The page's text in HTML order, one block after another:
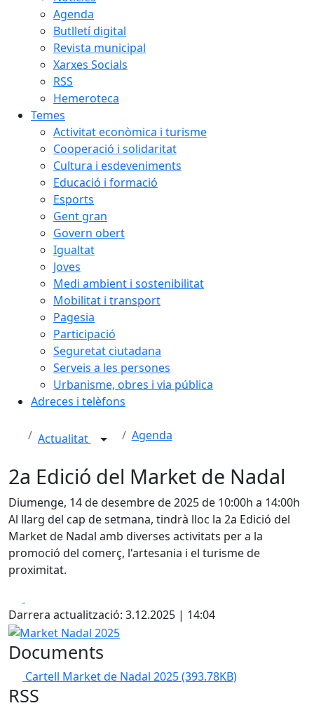
Agenda
Butlletí digital
Revista municipal
Xarxes Socials
RSS
Hemeroteca
Temes
Activitat econòmica i turisme
Cooperació i solidaritat
Cultura i esdeveniments
Educació i formació
Esports
Gent gran
Govern obert
Igualtat
Joves
Medi ambient i sostenibilitat
Mobilitat i transport
Pagesia
Participació
Seguretat ciutadana
Serveis a les persones
Urbanisme, obres i via pública
Adreces i telèfons
Actualitat Agenda
2a Edició del Market de Nadal
Diumenge, 14 de desembre de 2025 de 10:00h a 14:00h
Al llarg del cap de setmana, tindrà lloc la 2a Edició del
Market de Nadal amb diverses activitats per a la
promoció del comerç, l'artesania i el turisme de
proximitat.
Darrera actualització: 3.12.2025 | 14:04
Market Nadal 2025
Documents
Cartell Market de Nadal 2025(393.78KB)
RSS